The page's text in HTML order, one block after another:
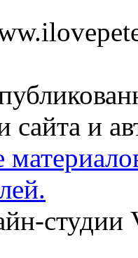
сайта и
студии